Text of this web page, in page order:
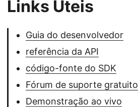
Links Úteis
Guia do desenvolvedor
referência da API
código-fonte do SDK
Fórum de suporte gratuito
Demonstração ao vivo